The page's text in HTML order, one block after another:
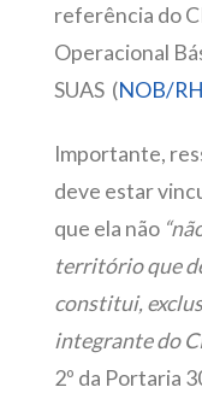
referência do
Operacional
SUAS (NOB/
Importante,
deve estar
que ela não
território que
constitui,
integrante do
2º da Portaria